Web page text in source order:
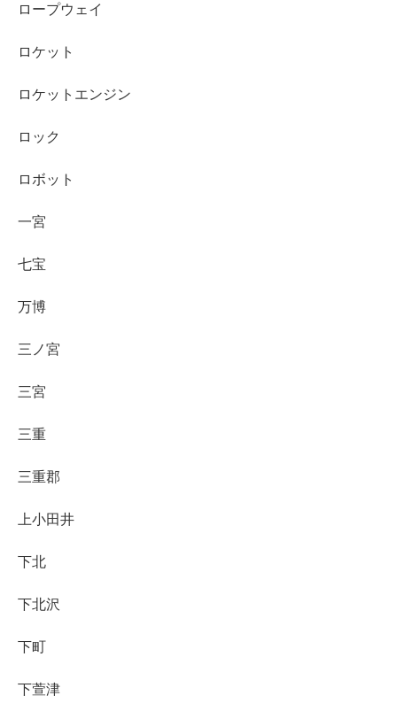
ロープウェイ
ロケット
ロケットエンジン
ロック
ロボット
一宮
七宝
万博
三ノ宮
三宮
三重
三重郡
上小田井
下北
下北沢
下町
下萱津